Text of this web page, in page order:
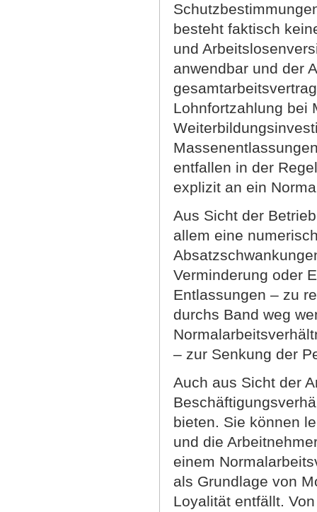
besteht faktisch
und
anwendbar und der
Lohnfortzahlung bei
entfallen in der
explizit an ein
Aus Sicht der
allem eine
Verminderung oder
Entlassungen – zu
durchs Band weg
– zur Senkung der
Auch aus Sicht der
bieten. Sie können
und die
einem
als Grundlage von
Loyalität entfällt.